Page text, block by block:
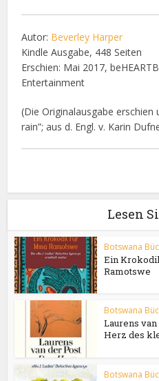
Autor: Beverley Harper
Kindle Ausgabe, 448 Seiten
Erschien: Mai 2017,
Entertainment
(Die Originalausgabe
rain”; aus d. Engl. v. Karin
Lesen
Botswana
Ein
Ramotswe
Botswana
Laurens van
Herz des
Botswana